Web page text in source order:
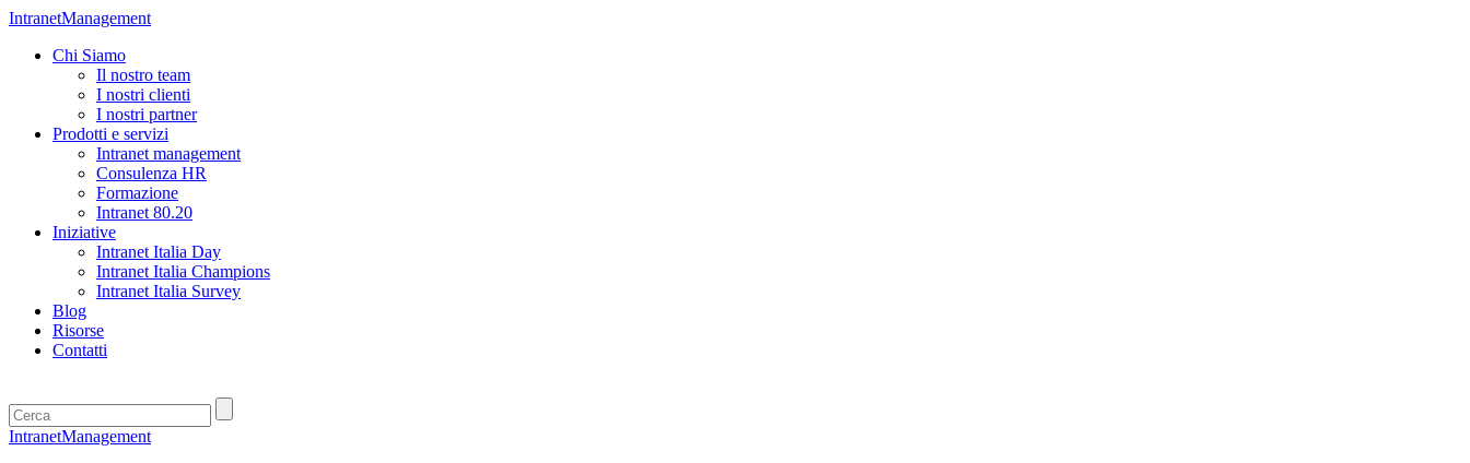
IntranetManagement
Chi Siamo
Il nostro team
I nostri clienti
I nostri partner
Prodotti e servizi
Intranet management
Consulenza HR
Formazione
Intranet 80.20
Iniziative
Intranet Italia Day
Intranet Italia Champions
Intranet Italia Survey
Blog
Risorse
Contatti
IntranetManagement